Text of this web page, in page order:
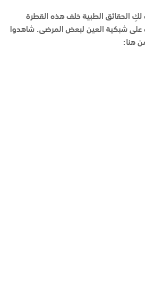
الحقائق الطبية خلف هذه القطرة
على شبكية العين لبعض المرضى. شاهدوا
هنا: